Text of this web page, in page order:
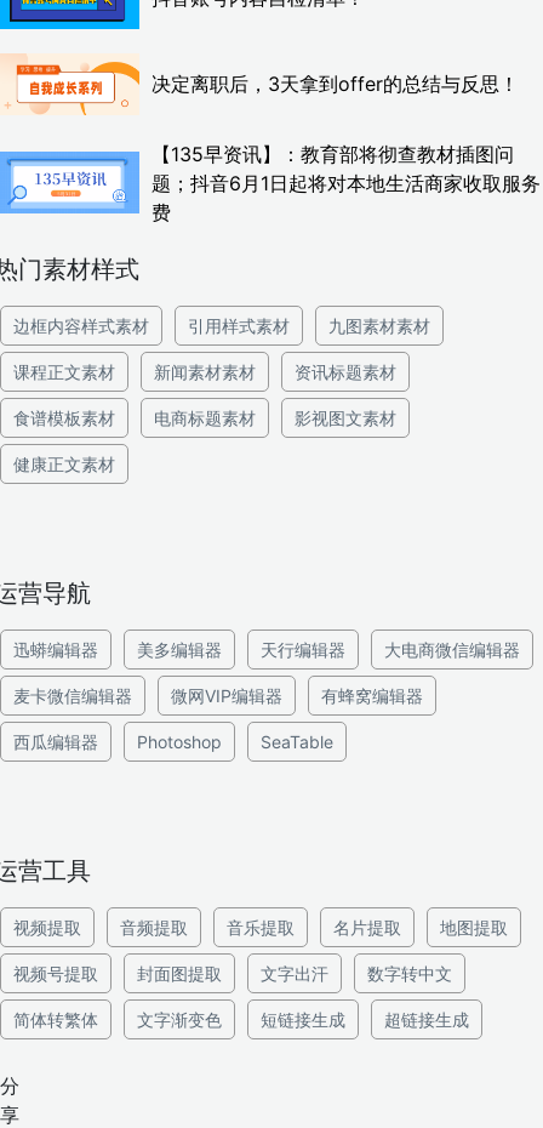
决定离职后，3天拿到offer的总结与反思！
【135早资讯】：教育部将彻查教材插图问
题；抖音6月1日起将对本地生活商家收取服务
费
门素材样式
边框内容样式素材 引用样式素材 九图素材素材
课程正文素材 新闻素材素材 资讯标题素材
食谱模板素材 电商标题素材 影视图文素材
健康正文素材
营导航
迅蟒编辑器 美多编辑器 天行编辑器 大电商微信编辑器
麦卡微信编辑器 微网VIP编辑器 有蜂窝编辑器
西瓜编辑器 Photoshop SeaTable
营工具
视频提取 音频提取 音乐提取 名片提取 地图提取
视频号提取 封面图提取 文字出汗 数字转中文
简体转繁体 文字渐变色 短链接生成 超链接生成
分
享